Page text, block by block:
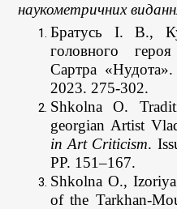
наукометричних
Братусь І. В.,
головного
Сартра
2023. 275-302.
Shkolna O.
georgian Artist
in Art Criticism.
PP. 151–167.
Shkolna O.,
of the Tarkhan-